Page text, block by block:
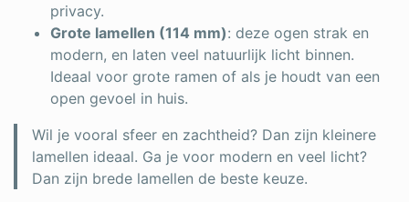
privacy.
Grote lamellen (114 mm): deze ogen strak en
modern, en laten veel natuurlijk licht binnen.
Ideaal voor grote ramen of als je houdt van een
open gevoel in huis.
Wil je vooral sfeer en zachtheid? Dan zijn kleinere
lamellen ideaal. Ga je voor modern en veel licht?
Dan zijn brede lamellen de beste keuze.